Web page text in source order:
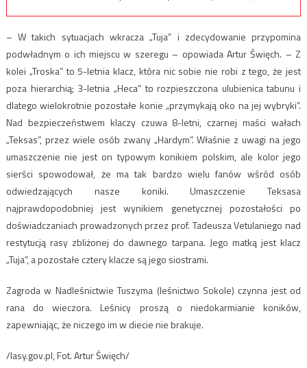
– W takich sytuacjach wkracza „Tuja” i zdecydowanie przypomina
podwładnym o ich miejscu w szeregu – opowiada Artur Święch. – Z
kolei „Troska” to 5-letnia klacz, która nic sobie nie robi z tego, że jest
poza hierarchią; 3-letnia „Heca” to rozpieszczona ulubienica tabunu i
dlatego wielokrotnie pozostałe konie „przymykają oko na jej wybryki”.
Nad bezpieczeństwem klaczy czuwa 8-letni, czarnej maści wałach
„Teksas”, przez wiele osób zwany „Hardym”. Właśnie z uwagi na jego
umaszczenie nie jest on typowym konikiem polskim, ale kolor jego
sierści spowodował, że ma tak bardzo wielu fanów wśród osób
odwiedzających nasze koniki. Umaszczenie Teksasa
najprawdopodobniej jest wynikiem genetycznej pozostałości po
doświadczaniach prowadzonych przez prof. Tadeusza Vetulaniego nad
restytucją rasy zbliżonej do dawnego tarpana. Jego matką jest klacz
„Tuja”, a pozostałe cztery klacze są jego siostrami.
Zagroda w Nadleśnictwie Tuszyma (leśnictwo Sokole) czynna jest od
rana do wieczora. Leśnicy proszą o niedokarmianie koników,
zapewniając, że niczego im w diecie nie brakuje.
/lasy.gov.pl, Fot. Artur Święch/